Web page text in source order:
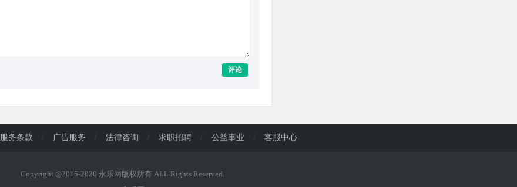
评论
服务条款 / 广告服务 / 法律咨询 / 求职招聘 / 公益事业 / 客服中心
Copyright ◎2015-2020 永乐网版权所有 ALL Rights Reserved.